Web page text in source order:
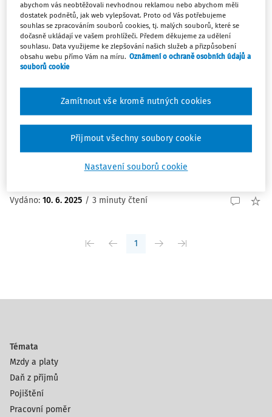
Řadit podle:
Nejnovější
Nejstarší
NOVINKY
Školy čelí poklesu žáků: HR strategie ve
školství budou muset reagovat
Česko čeká na dlouhou dobu pokles počtu dětí ve
školách. Jde o velkou změnu, která bude velmi
dramatická v některých regionech, v některých se možná
dnes řekl ministr školství Mikuláš Bek (STAN). ...
Vydáno: 10. 6. 2025 / 3 minuty čtení
1
Témata
Mzdy a platy
Daň z příjmů
Pojištění
Pracovní poměr
abychom vás neobtěžovali nevhodnou reklamou nebo abychom měli
dostatek podnětů, jak web vylepšovat. Proto od Vás potřebujeme
souhlas se zpracováním souborů cookies, tj. malých souborů, které se
dočasně ukládají ve vašem prohlížeči. Předem děkujeme za udělení
souhlasu. Data využijeme ke zlepšování našich služeb a přizpůsobení
obsahu webu přímo Vám na míru. Oznámení o ochraně osobních údajů a
souborů cookie
Nastavení souborů cookie
Zamítnout vše kromě nutných cookies
Přijmout všechny soubory cookie